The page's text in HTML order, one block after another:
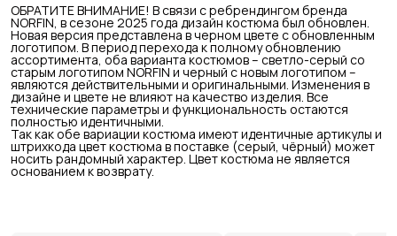
ОБРАТИТЕ ВНИМАНИЕ! В связи с ребрендингом бренда
NORFIN, в сезоне 2025 года дизайн костюма был обновлен.
Новая версия представлена в черном цвете с обновленным
логотипом. В период перехода к полному обновлению
ассортимента, оба варианта костюмов – светло-серый со
старым логотипом NORFIN и черный с новым логотипом –
являются действительными и оригинальными. Изменения в
дизайне и цвете не влияют на качество изделия. Все
технические параметры и функциональность остаются
полностью идентичными.
Так как обе вариации костюма имеют идентичные артикулы и
штрихкода цвет костюма в поставке (серый, чёрный) может
носить рандомный характер. Цвет костюма не является
основанием к возврату.